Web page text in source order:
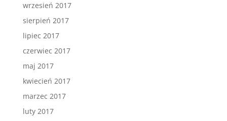
wrzesień 2017
sierpień 2017
lipiec 2017
czerwiec 2017
maj 2017
kwiecień 2017
marzec 2017
luty 2017